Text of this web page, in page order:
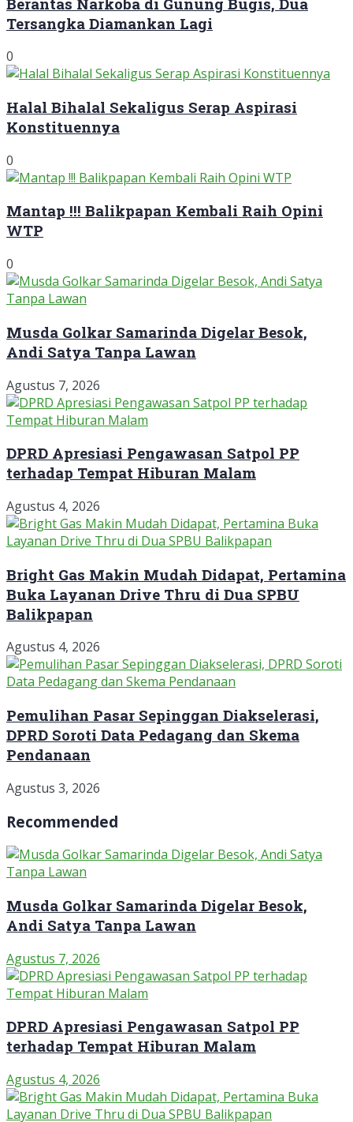
Tersangka Diamankan Lagi
0
Halal Bihalal Sekaligus Serap Aspirasi
Konstituennya
0
Mantap !!! Balikpapan Kembali Raih Opini
WTP
0
Musda Golkar Samarinda Digelar Besok,
Andi Satya Tanpa Lawan
Agustus 7, 2026
DPRD Apresiasi Pengawasan Satpol PP
terhadap Tempat Hiburan Malam
Agustus 4, 2026
Bright Gas Makin Mudah Didapat, Pertamina
Buka Layanan Drive Thru di Dua SPBU
Balikpapan
Agustus 4, 2026
Pemulihan Pasar Sepinggan Diakselerasi,
DPRD Soroti Data Pedagang dan Skema
Pendanaan
Agustus 3, 2026
Recommended
Musda Golkar Samarinda Digelar Besok,
Andi Satya Tanpa Lawan
Agustus 7, 2026
DPRD Apresiasi Pengawasan Satpol PP
terhadap Tempat Hiburan Malam
Agustus 4, 2026